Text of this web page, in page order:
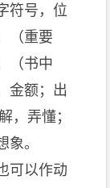
符号，位
（重要
（书中
金额；出
，弄懂；
。
可以作动